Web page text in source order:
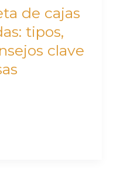
de cajas
tipos,
clave